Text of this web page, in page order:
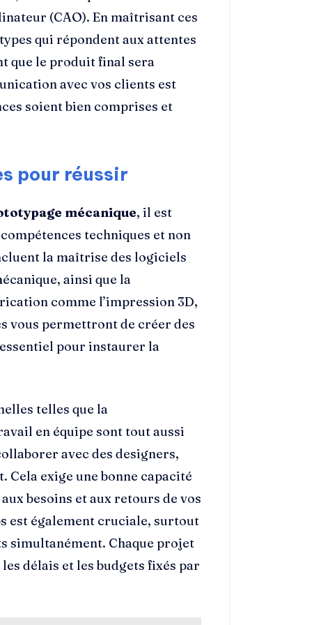
(CAO). En maîtrisant ces
qui répondent aux attentes
que le produit final sera
avec vos clients est
soient bien comprises et
pour réussir
mécanique, il est
techniques et non
la maîtrise des logiciels
ainsi que la
comme l’impression 3D,
vous permettront de créer des
pour instaurer la
telles que la
en équipe sont tout aussi
avec des designers,
Cela exige une bonne capacité
besoins et aux retours de vos
est également cruciale, surtout
simultanément. Chaque projet
délais et les budgets fixés par